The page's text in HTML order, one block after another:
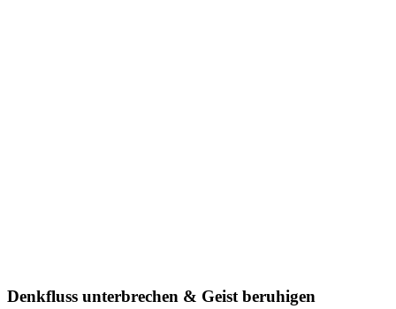
Denkfluss unterbrechen & Geist beruhigen